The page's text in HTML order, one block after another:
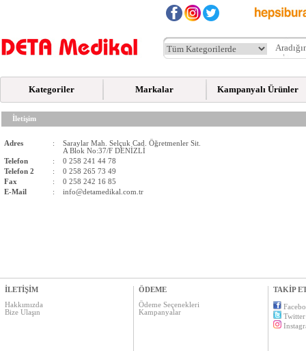
Kategoriler Markalar Kampanyalı Ürünler
İletişim
Adres :
Saraylar Mah. Selçuk Cad. Öğretmenler Sit.
A Blok No:37/F DENİZLİ
Telefon
:
0 258 241 44 78
Telefon 2
:
0 258 265 73 49
Fax
:
0 258 242 16 85
E-Mail
: info@detamedikal.com.tr
İLETİŞİM
Hakkımızda
Bize Ulaşın
ÖDEME
Ödeme Seçenekleri
Kampanyalar
TAKİP
Twitter